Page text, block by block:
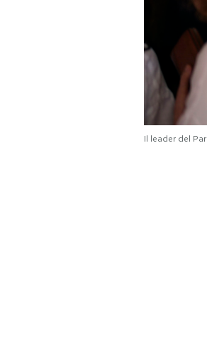
Il leader del